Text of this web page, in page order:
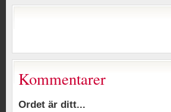
Kommentarer
Ordet är ditt...